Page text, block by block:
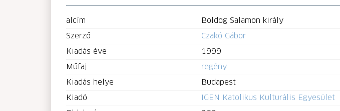
alcím Boldog Salamon király
Szerző Czakó Gábor
Kiadás éve 1999
Műfaj regény
Kiadás helye Budapest
Kiadó IGEN Katolikus Kulturális Egyesület